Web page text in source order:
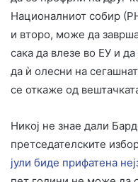
Националниот собир
и второ, може да
сака да влезе во ЕУ и
да ѝ олесни на
се откаже од
Никој не знае дали
претседателските
јули биде прифатена